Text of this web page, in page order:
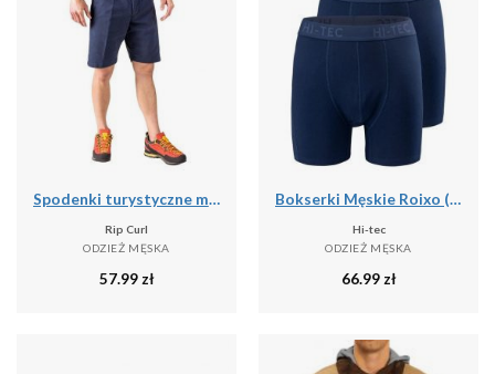
Spodenki turystyczne męskie Rip Curl Travellers Walkshort granatowe CWADD9 28
Rip Curl
ODZIEŻ MĘSKA
57.99 zł
Bokserki Męskie Roixo (zestaw 2 Sztuk)
Hi-tec
ODZIEŻ MĘSKA
66.99 zł